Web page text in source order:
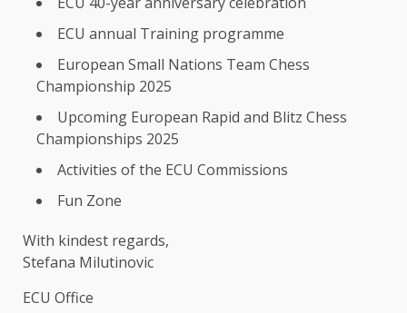
ECU annual Training programme
European Small Nations Team Chess
Championship 2025
Upcoming European Rapid and Blitz Chess
Championships 2025
Activities of the ECU Commissions
Fun Zone
With kindest regards,
Stefana Milutinovic
ECU Office